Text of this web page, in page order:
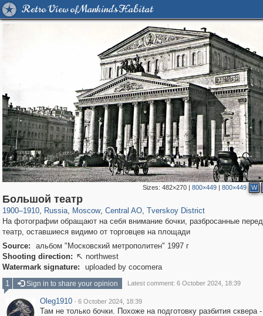
Retro View of Mankind's Habitat
Sizes: 482×270 | 800×449 | 800×449 W
Большой театр
1900–1910, Russia
1,406,298
, Moscow
319,780 8,286
, Central AO
159,978
, Tverskoy District
На фотографии обращают на себя внимание бочки, разбросанные
театр, оставшиеся видимо от торговцев на площади
Source:
альбом "Московский метрополитен" 1997 г
Shooting direction:  northwest
Watermark signature:
uploaded by cocomera
1
Sign in to share your opinion Latest comment: 6 October 2024, 18:39
Oleg1910 · 6 October 2024, 18:39
Там не только бочки. Похоже на подготовку разбития сквера